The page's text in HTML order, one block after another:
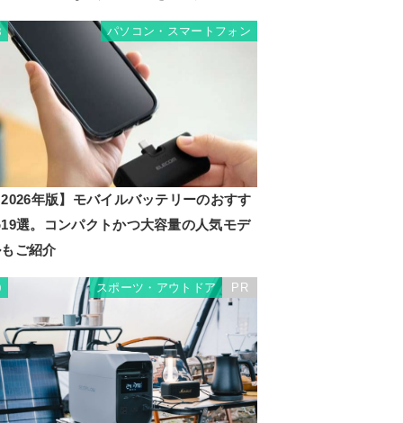
パソコン・スマートフォン
年版】モバイルバッテリーのおすす
選。コンパクトかつ大容量の人気モデ
ご紹介
スポーツ・アウトドア PR